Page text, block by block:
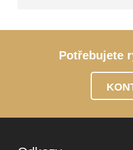
Potřebujete